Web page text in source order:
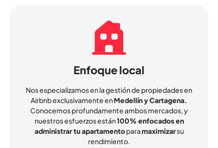
Enfoque local
Nos especializamos en la gestión de propiedades en
Airbnb exclusivamente enMedellín y Cartagena.
Conocemos profundamente ambos mercados, y
nuestros esfuerzos están100% enfocados en
administrar tu apartamentoparamaximizarsu
rendimiento.